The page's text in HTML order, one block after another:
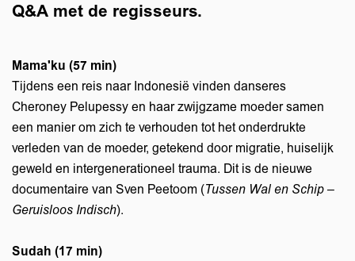
Q&A met de regisseurs.
Mama'ku (57 min)
Tijdens een reis naar Indonesië vinden danseres
Cheroney Pelupessy en haar zwijgzame moeder samen
een manier om zich te verhouden tot het onderdrukte
verleden van de moeder, getekend door migratie, huiselijk
geweld en intergenerationeel trauma. Dit is de nieuwe
documentaire van Sven Peetoom (Tussen Wal en Schip –
Geruisloos Indisch).
Sudah (17 min)